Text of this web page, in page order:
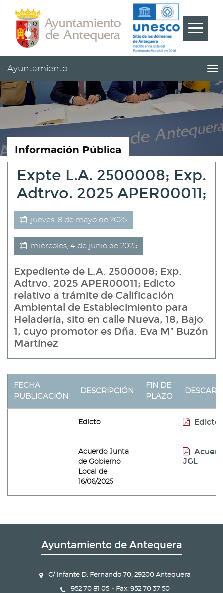
Cabecera
Pie
Menú
???
|
Ayuntamiento
Información Pública
Expte L.A. 2500008; Exp.
Adtrvo. 2025 APER00011;
jueves, 8 de mayo de 2025
miércoles, 4 de junio de 2025
Expediente de L.A. 2500008; Exp.
Adtrvo. 2025 APER00011; Edicto
relativo a trámite de Calificación
Ambiental de Establecimiento para
Heladería, sito en calle Nueva, 18, Bajo
1, cuyo promotor es Dña. Eva Mª Buzón
Martínez
FECHA
PUBLICACIÓN
DESCRIPCIÓN
FIN DE
PLAZO
Edicto Edicto
Acuerdo Junta
de Gobierno
Local de
16/06/2025
JGL
Ayuntamiento de Antequera
C/ Infante D. Fernando 70, 29200 Antequera
952 70 81 05 - Fax: 952 70 37 50